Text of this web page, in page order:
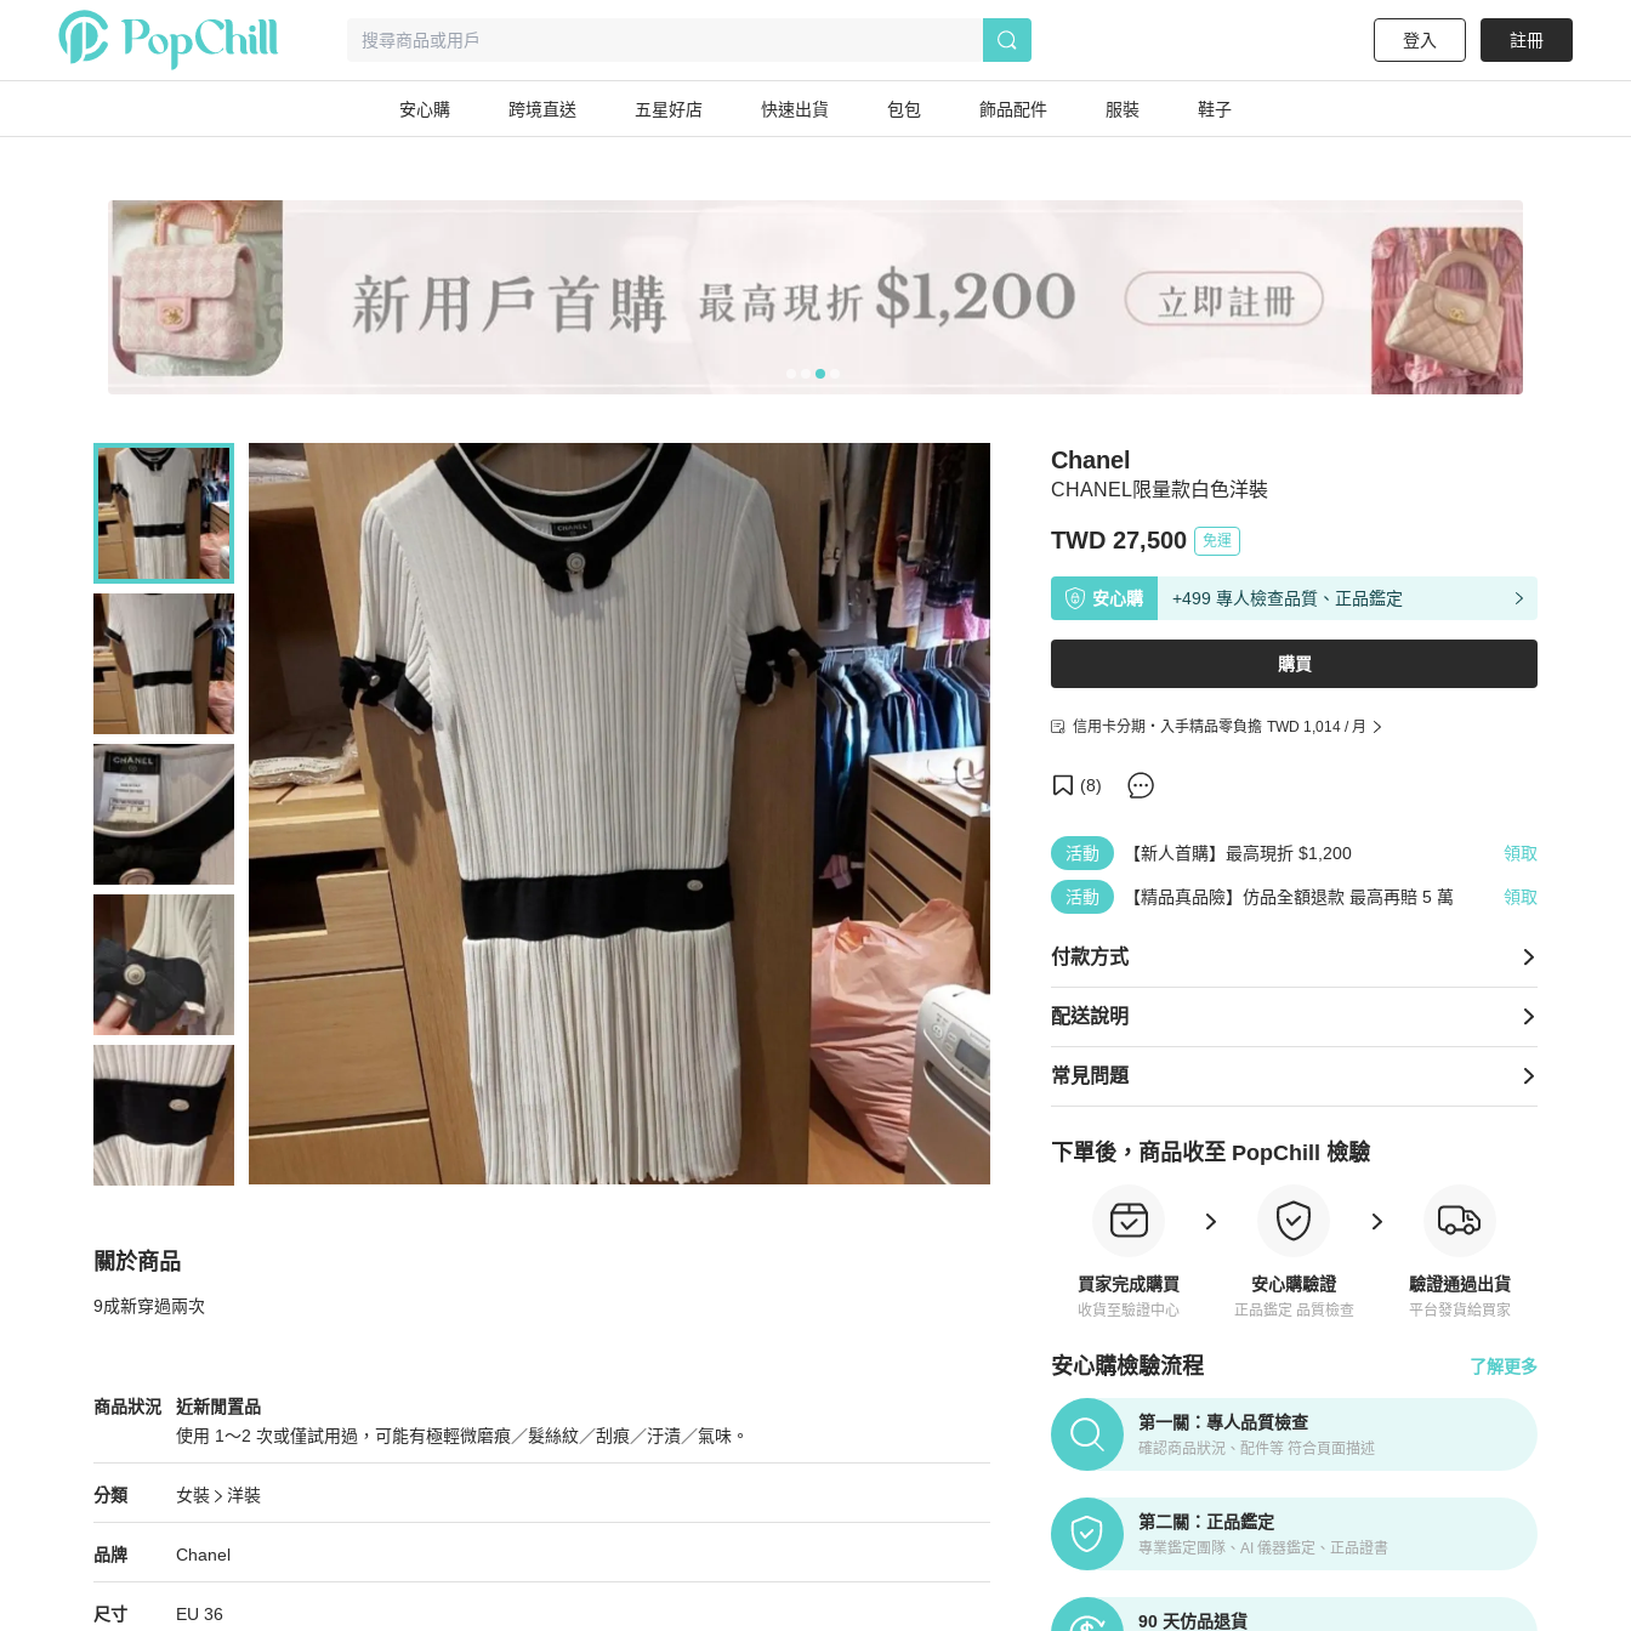
登入 註冊
安心購 跨境直送 五星好店 快速出貨 包包 飾品配件 服裝 鞋子
CHANEL限量款白色洋裝
Chanel
TWD 27,500 免運
安心購 +499 專人檢查品質、正品鑑定
購買
信用卡分期・入手精品零負擔 TWD 1,014 / 月
(8)
活動 【新人首購】最高現折 $1,200 領取
活動 【精品真品險】仿品全額退款 最高再賠 5 萬 領取
付款方式
配送說明
常見問題
下單後，商品收至 PopChill 檢驗
買家完成購買
收貨至驗證中心
安心購驗證
正品鑑定 品質檢查
驗證通過出貨
平台發貨給買家
安心購檢驗流程 了解更多
PopChill拍拍圈正品驗證、安心購檢驗流程介紹
第一關：專人品質檢查
確認商品狀況、配件等 符合頁面描述
第二關：正品鑑定
專業鑑定團隊、AI 儀器鑑定、正品證書
90 天仿品退貨
關於商品
關於CHANEL限量款白色洋裝
9成新穿過兩次
商品狀況
Chanel女裝商品狀態與細節
近新閒置品
使用 1～2 次或僅試用過，可能有極輕微磨痕／髮絲紋／刮痕／汙漬／氣味。
近新閒置品
分類
Chanel 女裝分類資訊
女裝
洋裝
女裝/洋裝推薦
品牌
Chanel 精品女裝品牌介紹
Chanel
Chanel 推薦清單
尺寸 EU 36